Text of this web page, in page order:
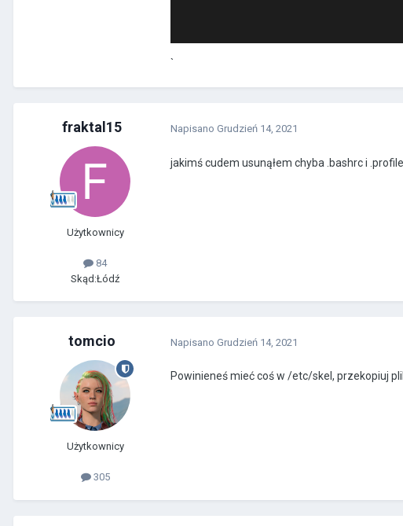
`
fraktal15
Użytkownicy
84
Skąd:Łódź
Napisano Grudzień 14, 2021
jakimś cudem usunąłem chyba .bashrc i
tomcio
Użytkownicy
305
Napisano Grudzień 14, 2021
Powinieneś mieć coś w /etc/skel, przekopiuj